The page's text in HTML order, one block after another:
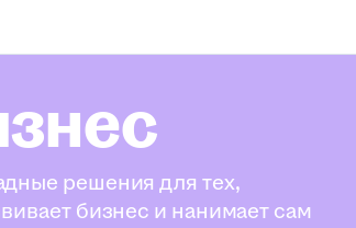
решения для тех,
бизнес и нанимает сам